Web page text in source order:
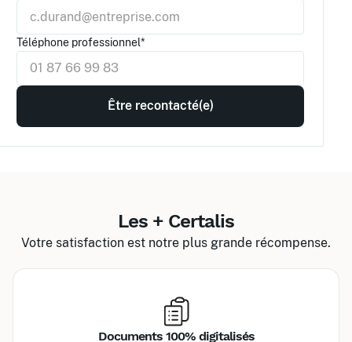
Téléphone professionnel*
Les + Certalis
Votre satisfaction est notre plus grande récompense.
Documents 100% digitalisés